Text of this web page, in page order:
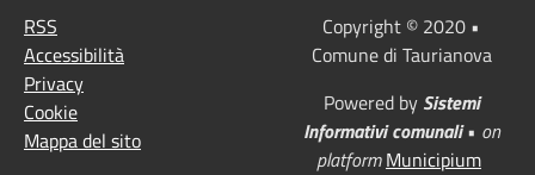
RSS
Accessibilità
Privacy
Cookie
Mappa del sito
Copyright © 2020 •
Comune di Taurianova
Powered by Sistemi
Informativi comunali• on
platform Municipium